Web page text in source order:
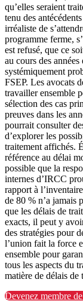
qu’elles seraient
tenu des
irréaliste de
programme ferme,
est refusé, que ce
au cours des
systémiquement
FSEP. Les avocats
travailler ensemble
sélection des cas
preuves dans les
pourrait consulter
d’explorer les
traitement affichés.
référence au délai
possible que la
internes d’IRCC
rapport à
de 80 % n’a jamais
que les délais de
exacts, il peut y
des stratégies pour
l’union fait la force
ensemble pour
tous les aspects du
matière de délais de
Devenez membre